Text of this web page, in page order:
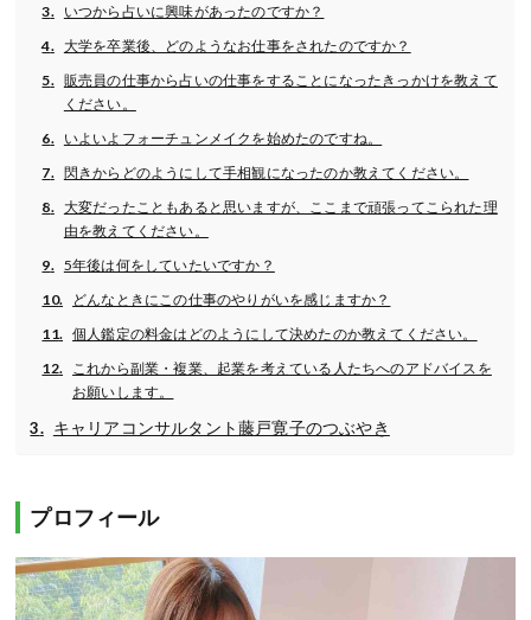
いつから占いに興味があったのですか？
大学を卒業後、どのようなお仕事をされたのですか？
販売員の仕事から占いの仕事をすることになったきっかけを教えて
ください。
いよいよフォーチュンメイクを始めたのですね。
閃きからどのようにして手相観になったのか教えてください。
大変だったこともあると思いますが、ここまで頑張ってこられた理
由を教えてください。
5年後は何をしていたいですか？
どんなときにこの仕事のやりがいを感じますか？
個人鑑定の料金はどのようにして決めたのか教えてください。
これから副業・複業、起業を考えている人たちへのアドバイスを
お願いします。
キャリアコンサルタント藤戸寛子のつぶやき
プロフィール